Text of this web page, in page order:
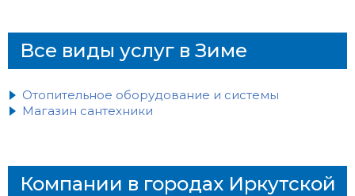
Все виды услуг в Зиме
Отопительное оборудование и системы
Магазин сантехники
Компании в городах Иркутской